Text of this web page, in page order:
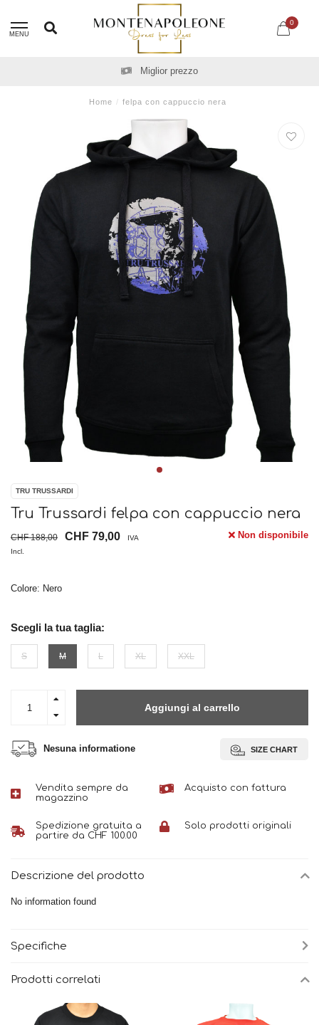
MENU
0
Miglior prezzo
Home / felpa con cappuccio nera
TRU TRUSSARDI
Tru Trussardi felpa con cappuccio nera
CHF 188,00 CHF 79,00
IVA
Incl.
Non disponibile
Colore: Nero
Scegli la tua taglia:
S M L XL XXL
Aggiungi al carrello
Nesuna informatione SIZE CHART
Vendita sempre da
magazzino
Acquisto con fattura
Spedizione gratuita a
partire da CHF 100.00
Solo prodotti originali
Descrizione del prodotto
No information found
Specifiche
Prodotti correlati